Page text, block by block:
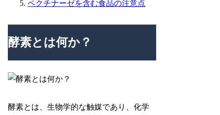
ペクチナーゼを含む食品の注意点
酵素とは何か？
酵素とは、生物学的な触媒であり、化学